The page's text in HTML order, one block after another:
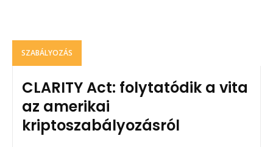
SZABÁLYOZÁS
CLARITY Act: folytatódik a vita
az amerikai
kriptoszabályozásról